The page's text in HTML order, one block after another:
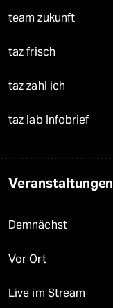
team zukunft
taz frisch
taz zahl ich
taz lab Infobrief
Veranstaltungen
Demnächst
Vor Ort
Live im Stream